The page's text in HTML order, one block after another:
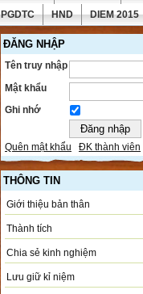
PGDTC
HND DIEM 2015
ĐĂNG NHẬP
Tên truy nhập
Mật khẩu
Ghi nhớ
Quên mật khẩu ĐK thành viên
THÔNG TIN
Giới thiệu bản thân
Thành tích
Chia sẻ kinh nghiệm
Lưu giữ kỉ niệm